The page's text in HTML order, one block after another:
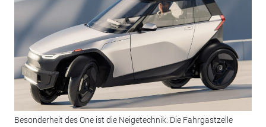
Besonderheit des One ist die Neigetechnik: Die Fahrgastzelle